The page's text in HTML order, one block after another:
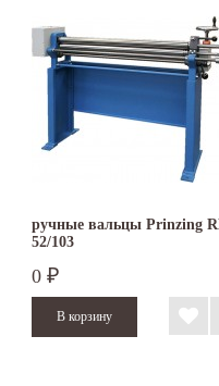
ручные вальцы Prinzing
52/103
0 ₽